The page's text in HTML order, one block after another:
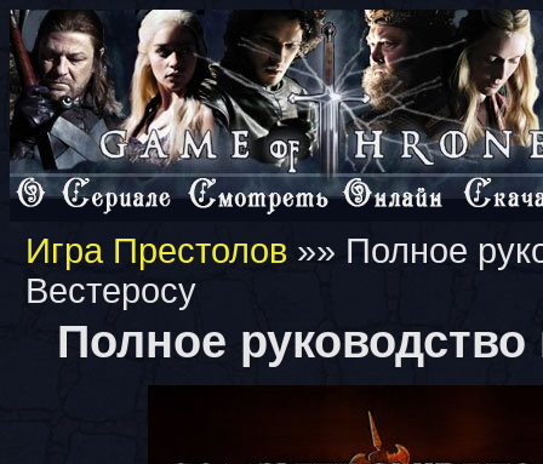
Игра Престолов »» Полное
Вестеросу
Полное руководство